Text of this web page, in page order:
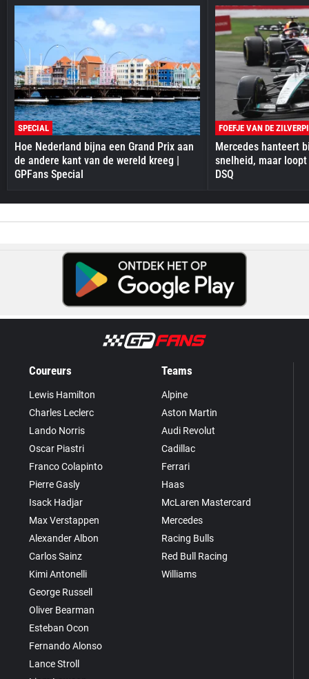
SPECIAL
Hoe Nederland bijna een Grand Prix aan
de andere kant van de wereld kreeg |
GPFans Special
FOEFJE VAN DE
Mercedes hanteert
snelheid, maar
DSQ
Coureurs
Lewis Hamilton
Charles Leclerc
Lando Norris
Oscar Piastri
Franco Colapinto
Pierre Gasly
Isack Hadjar
Max Verstappen
Alexander Albon
Carlos Sainz
Kimi Antonelli
George Russell
Oliver Bearman
Esteban Ocon
Fernando Alonso
Lance Stroll
Teams
Alpine
Aston Martin
Audi Revolut
Cadillac
Ferrari
Haas
McLaren Mastercard
Mercedes
Racing Bulls
Red Bull Racing
Williams